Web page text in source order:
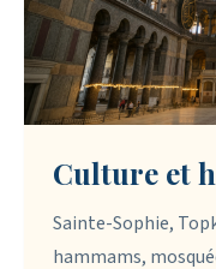
Culture et
Sainte-Sophie,
hammams,